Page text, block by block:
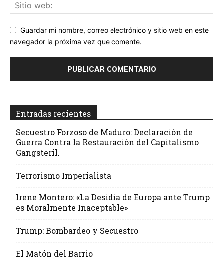
Guardar mi nombre, correo electrónico y sitio web en este
navegador la próxima vez que comente.
Entradas recientes
Secuestro Forzoso de Maduro: Declaración de
Guerra Contra la Restauración del Capitalismo
Gangsteril.
Terrorismo Imperialista
Irene Montero: «La Desidia de Europa ante Trump
es Moralmente Inaceptable»
Trump: Bombardeo y Secuestro
El Matón del Barrio